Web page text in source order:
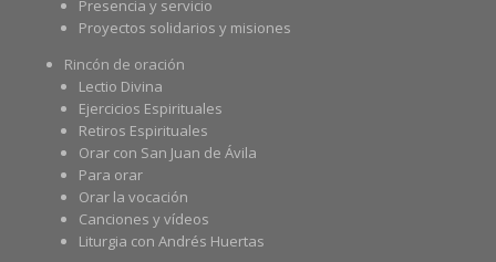
Presencia y servicio
Proyectos solidarios y misiones
Rincón de oración
Lectio Divina
Ejercicios Espirituales
Retiros Espirituales
Orar con San Juan de Ávila
Para orar
Orar la vocación
Canciones y vídeos
Liturgia con Andrés Huertas